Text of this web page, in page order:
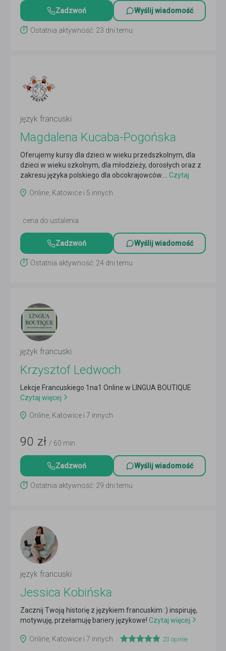
Zadzwoń Wyślij wiadomość
Ostatnia aktywność: 23 dni temu
język francuski
Magdalena Kucaba-Pogońska
Oferujemy kursy dla dzieci w wieku przedszkolnym, dla
dzieci w wieku szkolnym, dla młodzieży, dorosłych oraz z
zakresu języka polskiego dla obcokrajowców....
Czytaj
Online, Katowice i 5 innych
cena do ustalenia
Zadzwoń Wyślij wiadomość
Ostatnia aktywność: 24 dni temu
język francuski
Krzysztof Ledwoch
Lekcje Francuskiego 1na1 Online w LINGUA BOUTIQUE
Czytaj więcej
Online, Katowice i 7 innych
90 zł / 60 min
Zadzwoń Wyślij wiadomość
Ostatnia aktywność: 29 dni temu
język francuski
Jessica Kobińska
Zacznij Twoją historię z językiem francuskim :) inspiruję,
motywuję, przełamuję bariery językowe! Czytaj więcej
Online, Katowice i 7 innych 23 opinie